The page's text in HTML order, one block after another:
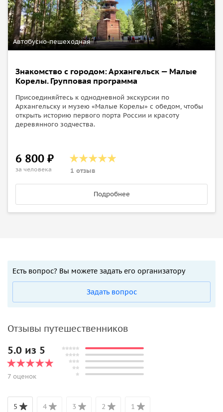
Автобусно-пешеходная
Знакомство с городом: Архангельск — Малые
Корелы. Групповая программа
Присоединяйтесь к однодневной экскурсии по
Архангельску и музею «Малые Корелы» с обедом, чтобы
открыть историю первого порта России и красоту
деревянного зодчества.
6 800 ₽
за человека 1 отзыв
Подробнее
Есть вопрос? Вы можете задать его организатору
Задать вопрос
Отзывы путешественников
5.0 из 5
7 оценок
5 4 3 2 1